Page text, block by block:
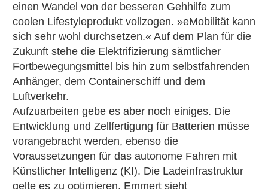
einen Wandel von der besseren Gehhilfe zum
coolen Lifestyleprodukt vollzogen. »eMobilität kann
sich sehr wohl durchsetzen.« Auf dem Plan für die
Zukunft stehe die Elektrifizierung sämtlicher
Fortbewegungsmittel bis hin zum selbstfahrenden
Anhänger, dem Containerschiff und dem
Luftverkehr.
Aufzuarbeiten gebe es aber noch einiges. Die
Entwicklung und Zellfertigung für Batterien müsse
vorangebracht werden, ebenso die
Voraussetzungen für das autonome Fahren mit
Künstlicher Intelligenz (KI). Die Ladeinfrastruktur
gelte es zu optimieren, Emmert sieht